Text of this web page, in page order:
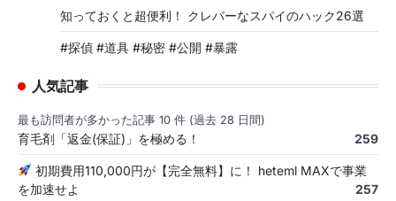
知っておくと超便利！ クレバーなスパイのハック26選
#探偵 #道具 #秘密 #公開 #暴露
人気記事
最も訪問者が多かった記事 10 件 (過去 28 日間)
育毛剤「返金(保証)」を極める！ 259
初期費用110,000円が【完全無料】に！ heteml MAXで事業
を加速せよ
257